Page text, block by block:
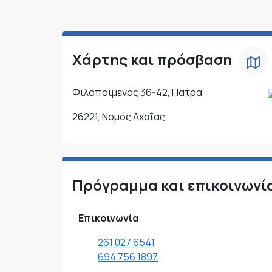
Χάρτης και πρόσβαση
Φιλοποιμενος 36-42, Πατρα
26221, Νομός Αχαΐας
Πρόγραμμα και
Επικοινωνία
261 027 6541
694 756 1897